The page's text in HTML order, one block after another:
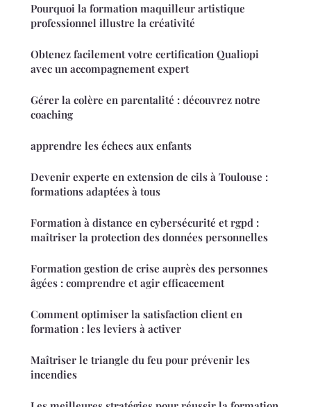
Pourquoi la formation maquilleur artistique
professionnel illustre la créativité
Obtenez facilement votre certification Qualiopi
avec un accompagnement expert
Gérer la colère en parentalité : découvrez notre
coaching
apprendre les échecs aux enfants
Devenir experte en extension de cils à Toulouse :
formations adaptées à tous
Formation à distance en cybersécurité et rgpd :
maîtriser la protection des données personnelles
Formation gestion de crise auprès des personnes
âgées : comprendre et agir efficacement
Comment optimiser la satisfaction client en
formation : les leviers à activer
Maîtriser le triangle du feu pour prévenir les
incendies